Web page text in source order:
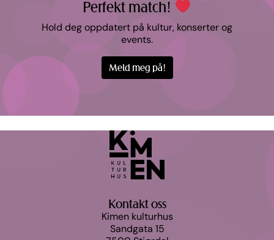
Perfekt match!
Hold deg oppdatert på kultur, konserter og
events.
Meld meg på!
Kontakt oss
Kimen kulturhus
Sandgata 15